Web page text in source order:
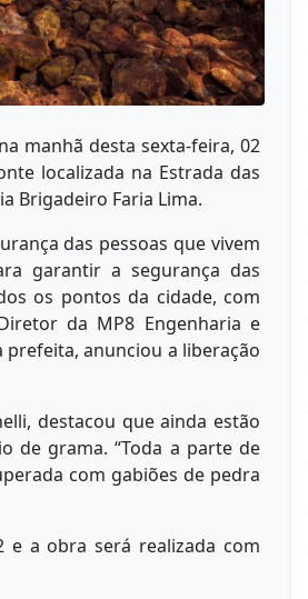
manhã desta sexta-feira, 02
localizada na Estrada das
Brigadeiro Faria Lima.
das pessoas que vivem
garantir a segurança das
os pontos da cidade, com
da MP8 Engenharia e
anunciou a liberação
destacou que ainda estão
de grama. “Toda a parte de
com gabiões de pedra
e a obra será realizada com